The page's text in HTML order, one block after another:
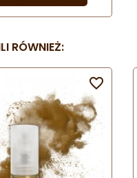
(E171).
RÓWNIEŻ:
